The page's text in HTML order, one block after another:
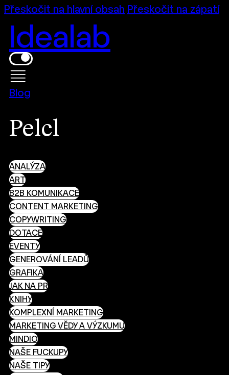
Přeskočit na hlavní obsah Přeskočit na zápatí
Idealab
Blog
Pelcl
ANALÝZA
ART
B2B KOMUNIKACE
CONTENT MARKETING
COPYWRITING
DOTACE
EVENTY
GENEROVÁNÍ LEADŮ
GRAFIKA
JAK NA PR
KNIHY
KOMPLEXNÍ MARKETING
MARKETING VĚDY A VÝZKUMU
MINDIO
NAŠE FUCKUPY
NAŠE TIPY